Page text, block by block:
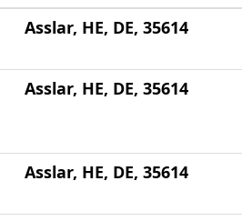
Asslar, HE, DE, 35614
Asslar, HE, DE, 35614
Asslar, HE, DE, 35614